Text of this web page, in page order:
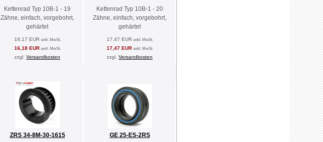
Kettenrad Typ 10B-1 - 19
Zähne, einfach, vorgebohrt,
gehärtet
16,17 EUR exkl. MwSt.
16,18 EUR exkl. MwSt.
zzgl. Versandkosten
Kettenrad Typ 10B-1 - 20
Zähne, einfach, vorgebohrt,
gehärtet
17,47 EUR exkl. MwSt.
17,47 EUR exkl. MwSt.
zzgl. Versandkosten
ZRS 34-8M-30-1615
GE 25-ES-2RS